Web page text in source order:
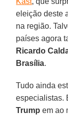
eleição deste
na região.
países agora
Ricardo
Brasília.
Tudo ainda
especialistas.
Trump em ao